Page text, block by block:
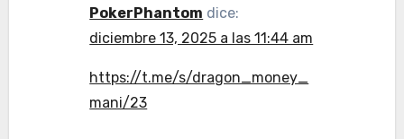
PokerPhantom dice:
diciembre 13, 2025 a las 11:44 am
https://t.me/s/dragon_money_
mani/23